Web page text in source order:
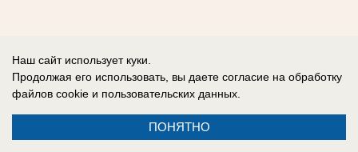
Наш сайт использует куки.
Продолжая его использовать, вы даете согласие на обработку
файлов cookie и пользовательских данных.
ПОНЯТНО